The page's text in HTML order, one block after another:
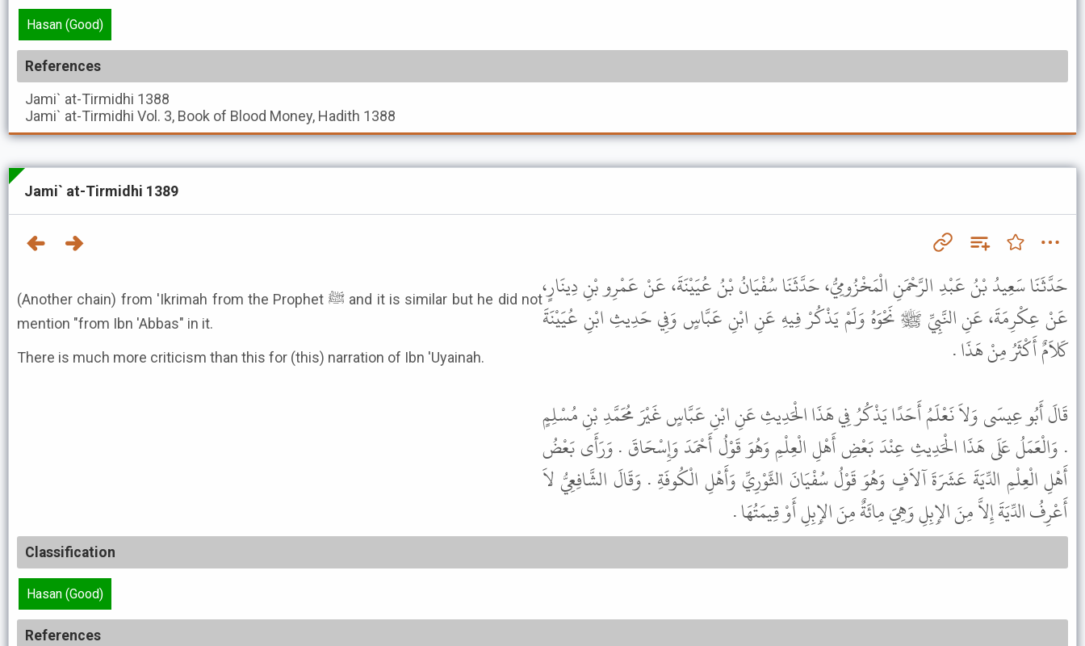
Hasan (Good)
References
Jami` at-Tirmidhi 1388
Jami` at-Tirmidhi Vol. 3, Book of Blood Money, Hadith 1388
Jami` at-Tirmidhi 1389
(Another chain) from 'Ikrimah from the Prophet ﷺ and it is similar but he did not
mention "from Ibn 'Abbas" in it.
There is much more criticism than this for (this) narration of Ibn 'Uyainah.
حَدَّثَنَا سَعِيدُ بْنُ عَبْدِ الرَّحْمَنِ الْمَخْزُومِيُّ، حَدَّثَنَا سُفْيَانُ بْنُ عُيَيْنَةَ، عَنْ عَمْرِو بْنِ دِينَارٍ،
عَنْ عِكْرِمَةَ، عَنِ النَّبِيِّ ﷺ نَحْوَهُ وَلَمْ يَذْكُرْ فِيهِ عَنِ ابْنِ عَبَّاسٍ وَفِي حَدِيثِ ابْنِ عُيَيْنَةَ
كَلاَمٌ أَكْثَرُ مِنْ هَذَا .
قَالَ أَبُو عِيسَى وَلاَ نَعْلَمُ أَحَدًا يَذْكُرُ فِي هَذَا الْحَدِيثِ عَنِ ابْنِ عَبَّاسٍ غَيْرَ مُحَمَّدِ بْنِ مُسْلِمٍ
. وَالْعَمَلُ عَلَى هَذَا الْحَدِيثِ عِنْدَ بَعْضِ أَهْلِ الْعِلْمِ وَهُوَ قَوْلُ أَحْمَدَ وَإِسْحَاقَ . وَرَأَى بَعْضُ
أَهْلِ الْعِلْمِ الدِّيَةَ عَشَرَةَ آلاَفٍ وَهُوَ قَوْلُ سُفْيَانَ الثَّوْرِيِّ وَأَهْلِ الْكُوفَةِ . وَقَالَ الشَّافِعِيُّ لاَ
أَعْرِفُ الدِّيَةَ إِلاَّ مِنَ الإِبِلِ وَهِيَ مِائَةٌ مِنَ الإِبِلِ أَوْ قِيمَتُهَا .
Classification
Hasan (Good)
References